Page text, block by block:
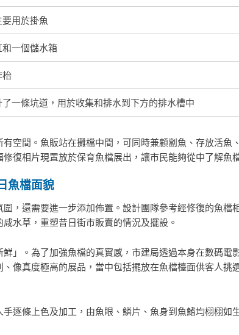
用於掛魚
一個儲水箱
枱
一條坑道，用於收集和排水到下方的排水槽中
空間。魚販站在攤檔中間，可同時兼顧劏魚、存放活
復相片現置放於保育魚檔展出，讓市民能夠從中了解魚
魚檔面貌
，還需要進一步添加佈置。設計團隊參考經修復的魚檔
水草，重塑昔日街市販賣的情況及擺設。
」。為了加強魚檔的真實感，市建局透過本身在數碼
像真度極高的展品，當中包括擺放在魚檔檯面供客人
手逐條上色及加工，由魚眼、鱗片、魚身到魚鰭均栩栩